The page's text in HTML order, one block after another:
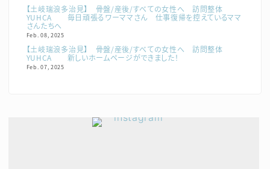
【土岐瑞浪多治見】 骨盤/産後/すべての女性へ 訪問整体
YUHCA 毎日頑張るワーママさん 仕事復帰を控えているママ
さんたちへ
Feb. 08, 2025
【土岐瑞浪多治見】 骨盤/産後/すべての女性へ 訪問整体
YUHCA 新しいホームページができました！
Feb. 07, 2025